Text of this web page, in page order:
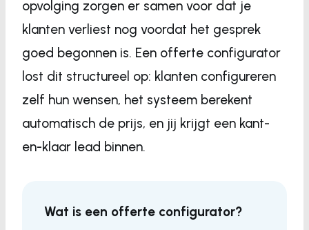
opvolging zorgen er samen voor dat je
klanten verliest nog voordat het gesprek
goed begonnen is. Een offerte configurator
lost dit structureel op: klanten configureren
zelf hun wensen, het systeem berekent
automatisch de prijs, en jij krijgt een kant-
en-klaar lead binnen.
Wat is een offerte configurator?